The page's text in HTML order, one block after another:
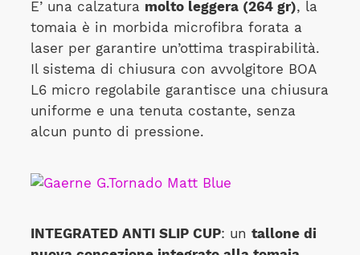
E’ una calzatura molto leggera (264 gr), la
tomaia è in morbida microfibra forata a
laser per garantire un’ottima traspirabilità.
Il sistema di chiusura con avvolgitore BOA
L6 micro regolabile garantisce una chiusura
uniforme e una tenuta costante, senza
alcun punto di pressione.
INTEGRATED ANTI SLIP CUP: un tallone di